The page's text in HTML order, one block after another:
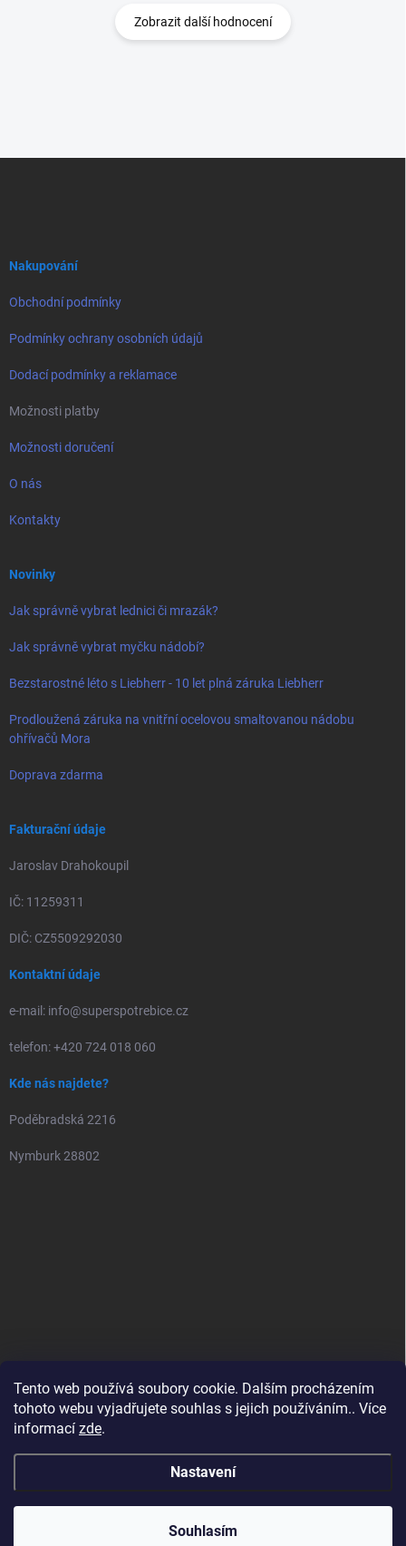
Tento web používá soubory cookie. Dalším procházením
tohoto webu vyjadřujete souhlas s jejich používáním.. Více
informací zde.
Nastavení
Souhlasím
Zobrazit další hodnocení
Nakupování
Obchodní podmínky
Podmínky ochrany osobních údajů
Dodací podmínky a reklamace
Možnosti platby
Možnosti doručení
O nás
Kontakty
Novinky
Jak správně vybrat lednici či mrazák?
Jak správně vybrat myčku nádobí?
Bezstarostné léto s Liebherr - 10 let plná záruka Liebherr
Prodloužená záruka na vnitřní ocelovou smaltovanou nádobu
ohřívačů Mora
Doprava zdarma
Fakturační údaje
Jaroslav Drahokoupil
IČ: 11259311
DIČ: CZ5509292030
Kontaktní údaje
e-mail: info@superspotrebice.cz
telefon: +420 724 018 060
Kde nás najdete?
Poděbradská 2216
Nymburk 28802
SuperSpotřebiče . Všechna práva vyhrazena.